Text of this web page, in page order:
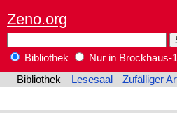
Zeno.org
Bibliothek
Nur in Brockhaus-
Bibliothek
Lesesaal Zufälliger